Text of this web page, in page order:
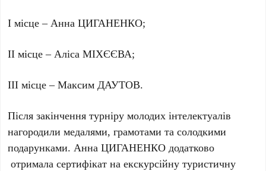
І місце – Анна ЦИГАНЕНКО;
ІІ місце – Аліса МІХЄЄВА;
ІІІ місце – Максим ДАУТОВ.
Після закінчення турніру молодих інтелектуалів
нагородили медалями, грамотами та солодкими
подарунками. Анна ЦИГАНЕНКО додатково
отримала сертифікат на екскурсійну туристичну